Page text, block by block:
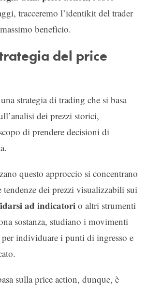
tracceremo l’identikit del trader
beneficio.
del price
strategia di trading che si basa
dei prezzi storici,
di prendere decisioni di
questo approccio si concentrano
tendenze dei prezzi visualizzabili sui
ad indicatorio altri strumenti
sostanza, studiano i movimenti
per individuare i punti di ingresso e
sulla price action, dunque, è